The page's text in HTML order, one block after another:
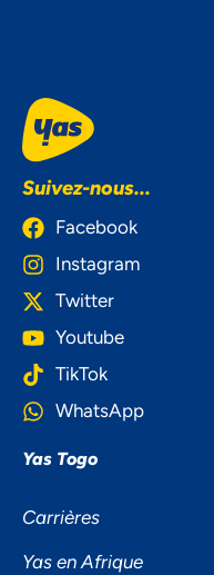
Suivez-nous...
Facebook
Instagram
Twitter
Youtube
TikTok
WhatsApp
Yas Togo
Carrières
Yas en Afrique